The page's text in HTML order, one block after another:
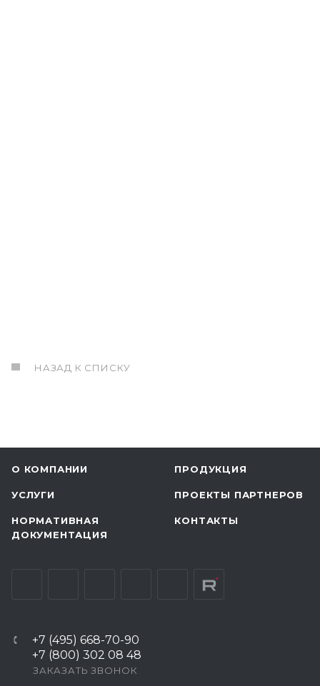
НАЗАД К СПИСКУ
О КОМПАНИИ ПРОДУКЦИЯ
УСЛУГИ ПРОЕКТЫ ПАРТНЕРОВ
НОРМАТИВНАЯ
ДОКУМЕНТАЦИЯ
КОНТАКТЫ
+7 (495) 668-70-90
+7 (800) 302 08 48
ЗАКАЗАТЬ ЗВОНОК